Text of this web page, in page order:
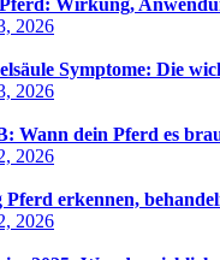
Pferd: Wirkung,
2026
Symptome: Die
2026
Wann dein Pferd es
2026
Pferd erkennen,
2026